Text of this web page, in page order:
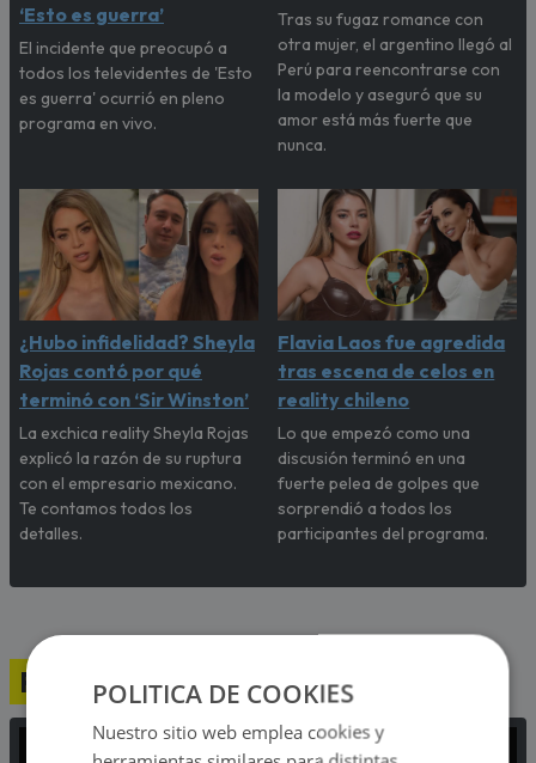
‘Esto es guerra’
El incidente que preocupó a
todos los televidentes de 'Esto
es guerra' ocurrió en pleno
programa en vivo.
Tras su fugaz romance con
otra mujer, el argentino llegó al
Perú para reencontrarse con
la modelo y aseguró que su
amor está más fuerte que
nunca.
¿Hubo infidelidad? Sheyla
Rojas contó por qué
terminó con ‘Sir Winston’
La exchica reality Sheyla Rojas
explicó la razón de su ruptura
con el empresario mexicano.
Te contamos todos los
detalles.
Flavia Laos fue agredida
tras escena de celos en
reality chileno
Lo que empezó como una
discusión terminó en una
fuerte pelea de golpes que
sorprendió a todos los
participantes del programa.
Programación
POLITICA DE COOKIES
Nuestro sitio web emplea cookies y